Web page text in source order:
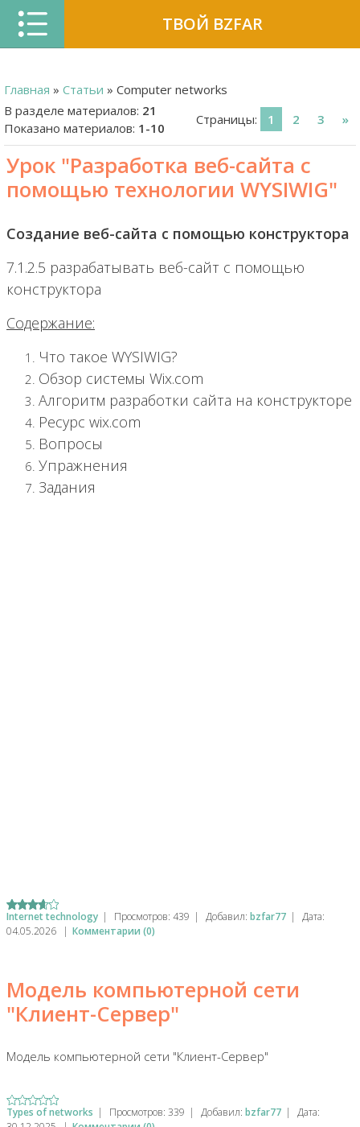
ТВОЙ BZFAR
Главная » Статьи » Computer networks
В разделе материалов: 21
Показано материалов: 1-10
Страницы: 1 2 3 »
Урок "Разработка веб-сайта с
помощью технологии WYSIWIG"
Создание веб-сайта с помощью конструктора
7.1.2.5 разрабатывать веб-сайт с помощью
конструктора
Содержание:
Что такое WYSIWIG?
Обзор системы Wix.com
Алгоритм разработки сайта на конструкторе
Ресурс wix.com
Вопросы
Упражнения
Задания
Internet technology | Просмотров: 439 | Добавил: bzfar77 |
Дата:
04.05.2026
| Комментарии (0)
Модель компьютерной сети
"Клиент-Сервер"
Модель компьютерной сети "Клиент-Сервер"
Types of networks | Просмотров: 339 | Добавил: bzfar77 |
Дата: